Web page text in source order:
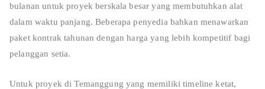
bulanan untuk proyek berskala besar yang membutuhkan alat
dalam waktu panjang. Beberapa penyedia bahkan menawarkan
paket kontrak tahunan dengan harga yang lebih kompetitif bagi
pelanggan setia.
Untuk proyek di Temanggung yang memiliki timeline ketat,